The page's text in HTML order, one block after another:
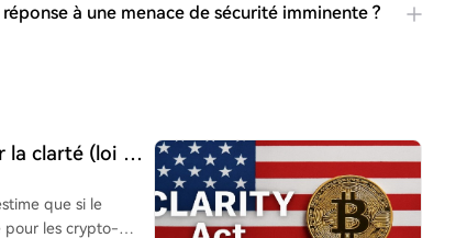
à une menace de sécurité imminente ?
la clarté (loi du
que si le
pour les crypto-